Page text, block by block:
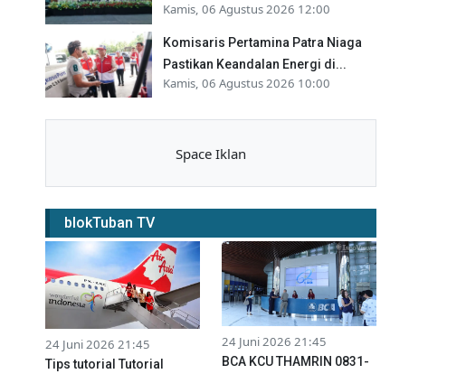
Kamis, 06 Agustus 2026 12:00
Komisaris Pertamina Patra Niaga
Pastikan Keandalan Energi di...
Kamis, 06 Agustus 2026 10:00
Space Iklan
blokTuban TV
24 Juni 2026 21:45
Tips tutorial Tutorial
24 Juni 2026 21:45
BCA KCU THAMRIN 0831-